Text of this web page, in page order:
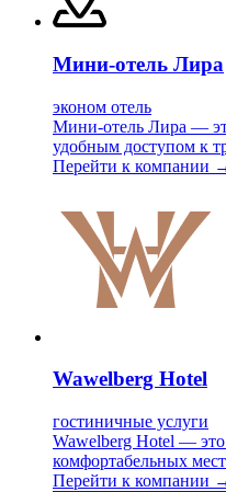
Мини-отель Лира
эконом отель
Мини-отель Лира —
удобным доступом к
Перейти к компании
Wawelberg Hotel
гостиничные услуги
Wawelberg Hotel — это
комфортабельных
Перейти к компании